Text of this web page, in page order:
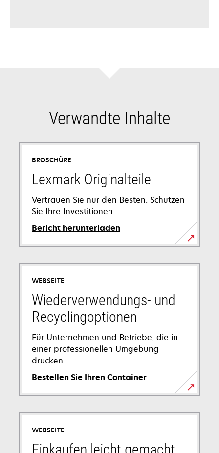
Verwandte Inhalte
BROSCHÜRE
Lexmark Originalteile
Vertrauen Sie nur den Besten. Schützen
Sie Ihre Investitionen.
Bericht herunterladen
wird
in
neuen
Registerkarte
geöffnet
WEBSEITE
Wiederverwendungs- und
Recyclingoptionen
Für Unternehmen und Betriebe, die in
einer professionellen Umgebung
drucken
Bestellen Sie Ihren Container
wird
in
neuen
Registerkarte
WEBSEITE
Einkaufen leicht gemacht